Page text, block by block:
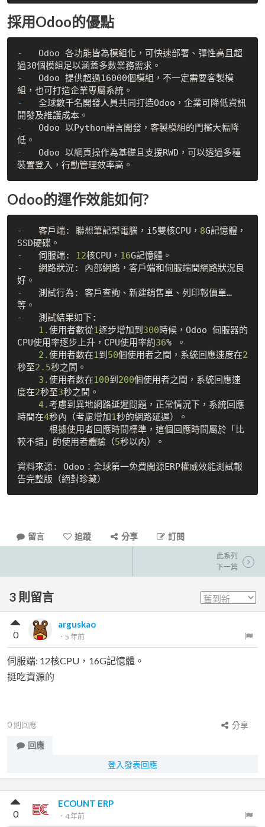
採用Odoo的優點
- Odoo 各功能皆為模組化，可快速部署、彈性高且超
- Odoo 提供超過16000個模組，不一定需要客製模
- 全球數千名開發人員共同打造Odoo，企業可降低資訊
- Odoo 以Python語言開發，客製模組的門檻大幅降
- Odoo 以網頁操作為基礎且支援RWD，可以透過多種
Odoo的運作效能如何?
-   客戶端: 聯想筆記型電腦，i5雙核CPU， 8G記憶體，
SSD硬碟。
-   伺服端: 12核CPU， 16G記憶體。
-   網路狀況: 內部網路，客戶端和伺服端間網路狀況良
好。
-   測試行為: 客戶查詢、新建銷售單、列印報價單…
等。
-   測試結果如下:
1.使用者數從1逐步增加到 300時候，Odoo 伺服器的
CPU使用率逐步上升，CPU使用率約36% 。
2.使用者數在1到 50個使用者之間，系統回應速度在2
秒至2.5秒之間。
3.使用者數在100到 200個使用者之間，系統回應速
度在2秒至3秒之間。
4.考慮到異地網路延遲問題，正常情況下，系統回應
時間在4秒內（考慮增加1秒的網路延遲）。
較不錯」的使用者體驗（5秒以內）。
資料來源: Odoo：全球第一免費開源ERP權威效能測試報
留言 追蹤 分享 訂閱
此系列
下一篇
3 則留言
arguskao
． 5 年前
0
伺服端: 12核CPU，16G記憶體。
挺吃資源的
0 則回應
分享
回應
登入發表回應
ECOUNT ERP
． 4 年前
0